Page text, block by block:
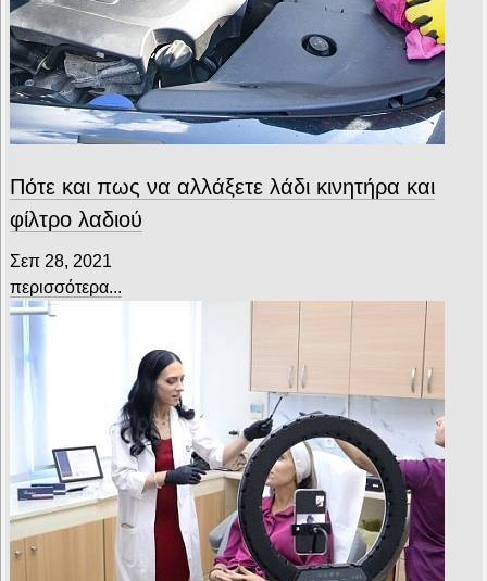
Πότε και πως να αλλάξετε λάδι κινητήρα και
φίλτρο λαδιού
Σεπ 28, 2021
περισσότερα...